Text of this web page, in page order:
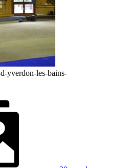
yverdon-les-bains-